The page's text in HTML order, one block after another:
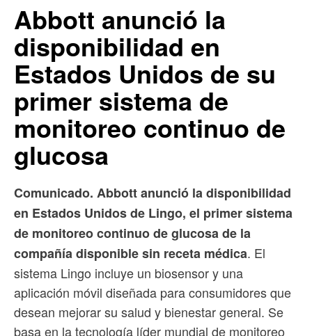
Abbott anunció la
disponibilidad en
Estados Unidos de su
primer sistema de
monitoreo continuo de
glucosa
Comunicado. Abbott anunció la disponibilidad
en Estados Unidos de Lingo, el primer sistema
de monitoreo continuo de glucosa de la
compañía disponible sin receta médica. El
sistema Lingo incluye un biosensor y una
aplicación móvil diseñada para consumidores que
desean mejorar su salud y bienestar general. Se
basa en la tecnología líder mundial de monitoreo